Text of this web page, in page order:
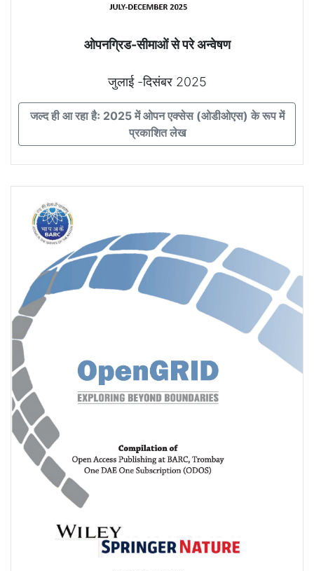
ओपनग्रिड-सीमाओं से परे अन्वेषण
जुलाई -दिसंबर 2025
जल्द ही आ रहा हैः 2025 में ओपन एक्सेस (ओडीओएस) के रूप में
प्रकाशित लेख